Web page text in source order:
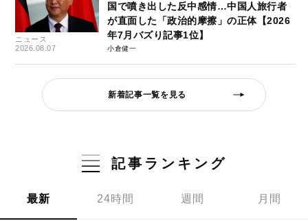
ニュース
2026.08.07
国で噴き出した反中感情…中国人旅行者
が直面した「政治的摩擦」の正体【2026
年7月バズり記事1位】
小倉健一
新着記事一覧を見る
記事ランキング
最新 24時間 週間 月間